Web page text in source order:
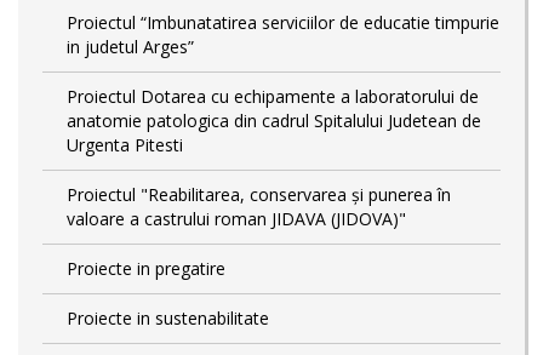
Proiectul “Imbunatatirea serviciilor de educatie timpurie
in judetul Arges”
Proiectul Dotarea cu echipamente a laboratorului de
anatomie patologica din cadrul Spitalului Judetean de
Urgenta Pitesti
Proiectul "Reabilitarea, conservarea și punerea în
valoare a castrului roman JIDAVA (JIDOVA)"
Proiecte in pregatire
Proiecte in sustenabilitate